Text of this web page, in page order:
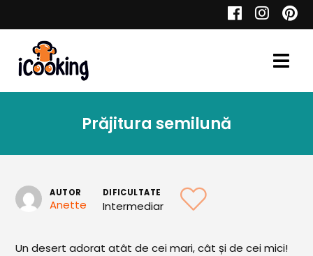
Toate Reţetele
Aperitive
Prăjitura semilună
AUTOR
Anette
DIFICULTATE
Intermediar
Un desert adorat atât de cei mari, cât și de cei mici!